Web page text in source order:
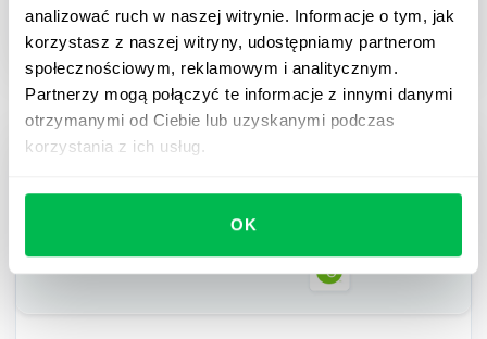
analizować ruch w naszej witrynie. Informacje o tym, jak
korzystasz z naszej witryny, udostępniamy partnerom
społecznościowym, reklamowym i analitycznym.
Partnerzy mogą połączyć te informacje z innymi danymi
otrzymanymi od Ciebie lub uzyskanymi podczas
korzystania z ich usług.
OK
HR Tech